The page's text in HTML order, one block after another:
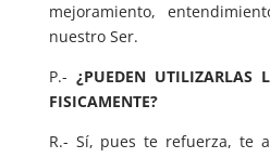
mejoramiento,
nuestro Ser.
P.- ¿PUEDEN UTILIZARLAS
FISICAMENTE?
R.- Sí, pues te refuerza, te